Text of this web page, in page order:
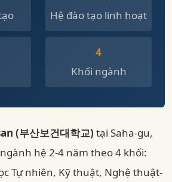
Hệ đào tạo linh hoạt
4
Khối ngành
(부산보건대학교) tại Saha-gu,
hệ 2-4 năm theo 4 khối:
Tự nhiên, Kỹ thuật, Nghệ thuật-